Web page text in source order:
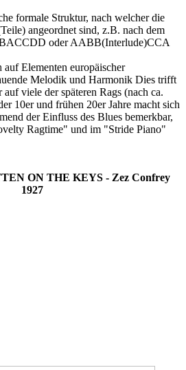
formale Struktur, nach welcher die
angeordnet sind, z.B. nach dem
oder AABB(Interlude)CCA
Elementen europäischer
Melodik und Harmonik Dies trifft
viele der späteren Rags (nach ca.
10er und frühen 20er Jahre macht sich
der Einfluss des Blues bemerkbar,
Ragtime" und im "Stride Piano"
ON THE KEYS - Zez Confrey
1927